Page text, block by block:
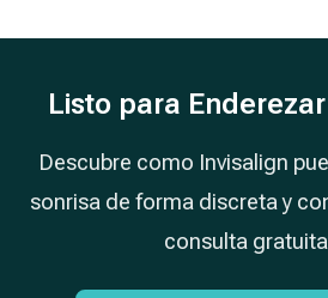
Listo para
Descubre como Invisalign
sonrisa de forma discreta y
consulta